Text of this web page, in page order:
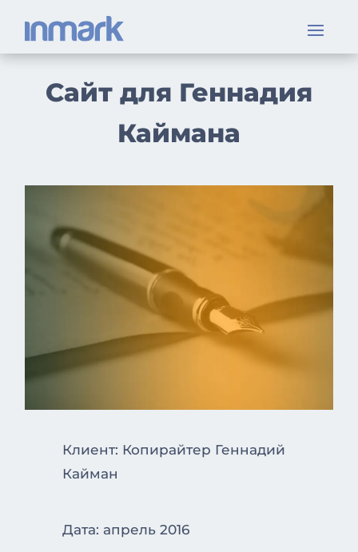
Сайт для Геннадия
Каймана
Клиент: Копирайтер Геннадий
Кайман
Дата: апрель 2016